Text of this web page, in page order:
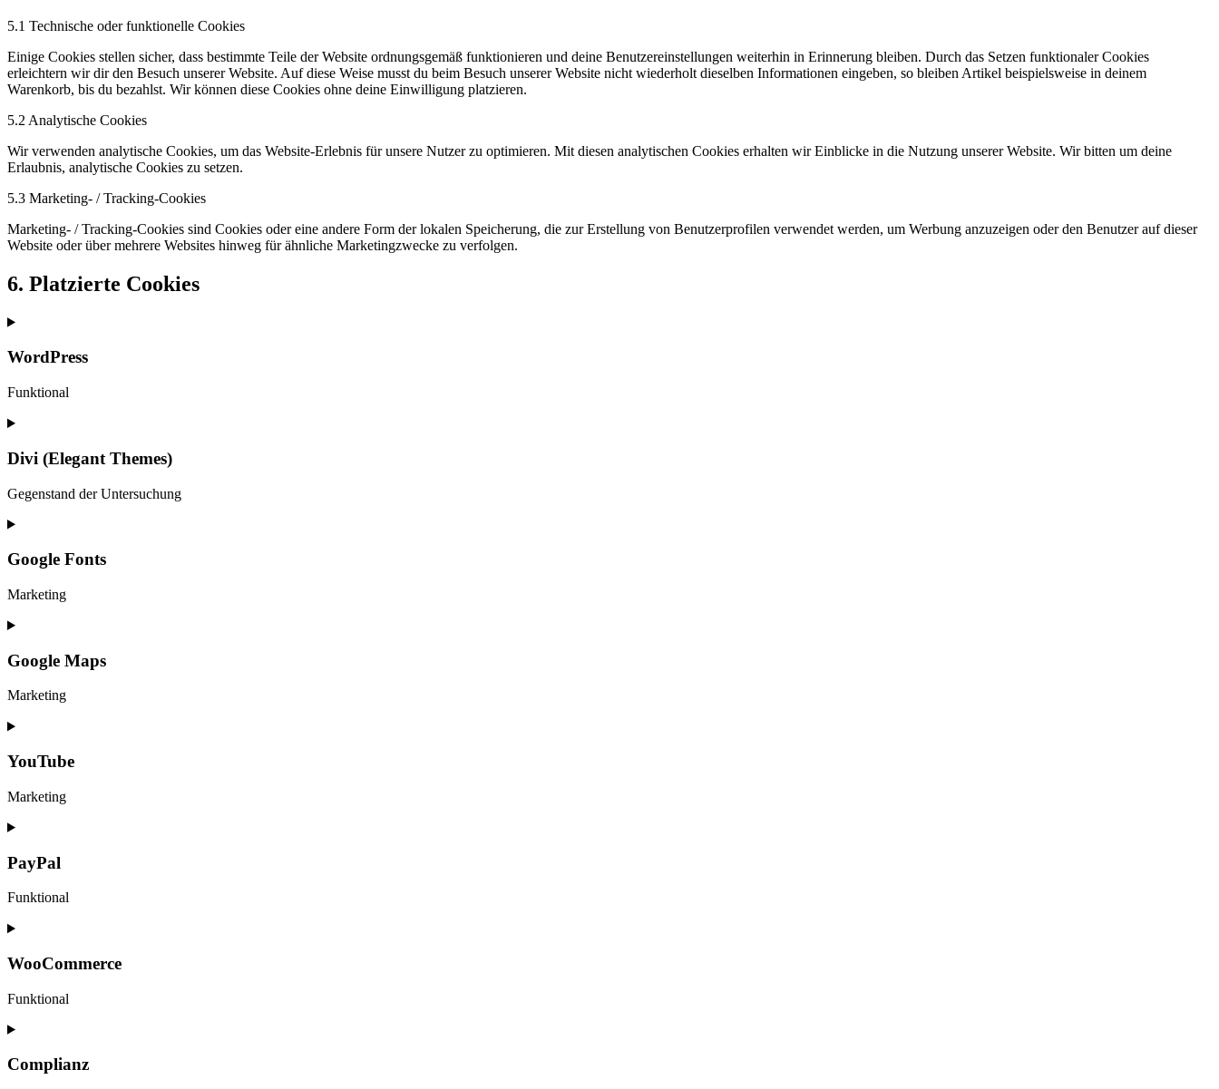
5.1 Technische oder funktionelle Cookies
Einige Cookies stellen sicher, dass bestimmte Teile der Website ordnungsgemäß funktionieren und deine Benutzereinstellungen weiterhin in Erinnerung bleiben. Durch das Setzen funktionaler Cookies
erleichtern wir dir den Besuch unserer Website. Auf diese Weise musst du beim Besuch unserer Website nicht wiederholt dieselben Informationen eingeben, so bleiben Artikel beispielsweise in deinem
Warenkorb, bis du bezahlst. Wir können diese Cookies ohne deine Einwilligung platzieren.
5.2 Analytische Cookies
Wir verwenden analytische Cookies, um das Website-Erlebnis für unsere Nutzer zu optimieren. Mit diesen analytischen Cookies erhalten wir Einblicke in die Nutzung unserer Website. Wir bitten um deine
Erlaubnis, analytische Cookies zu setzen.
5.3 Marketing- / Tracking-Cookies
Marketing- / Tracking-Cookies sind Cookies oder eine andere Form der lokalen Speicherung, die zur Erstellung von Benutzerprofilen verwendet werden, um Werbung anzuzeigen oder den Benutzer auf dieser
Website oder über mehrere Websites hinweg für ähnliche Marketingzwecke zu verfolgen.
6. Platzierte Cookies
WordPress
Funktional
Consent
service
wordpress
Divi (Elegant Themes)
Gegenstand der Untersuchung
Consent
service
(elegant-
Google Fonts
Marketing
Consent
service
google-
fonts
Google Maps
Marketing
Consent
service
maps
YouTube
Marketing
Consent
service
youtube
PayPal
Funktional
Consent
service
WooCommerce
Funktional
Consent
service
woocommerce
Complianz